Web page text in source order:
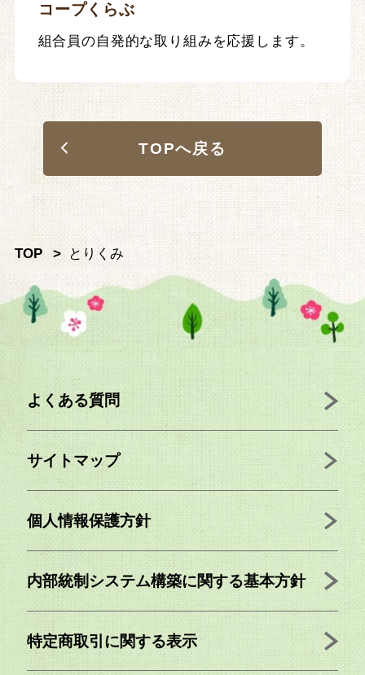
コープくらぶ
組合員の自発的な取り組みを応援します。
TOPへ戻る
TOP とりくみ
サイトマップ
よくある質問
個人情報保護方針
内部統制システム構築に関する基本方針
特定商取引に関する表示